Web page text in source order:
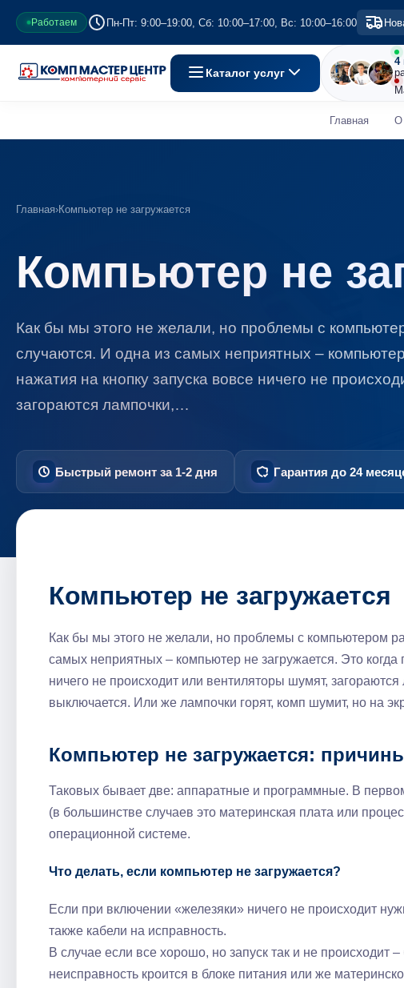
Работаем Пн-Пт: 9:00–19:00, Сб: 10:00–17:00, Вс: 10:00–16:00
Каталог услуг
4
Главная О
Главная›Компьютер не загружается
Компьютер не
Как бы мы этого не желали, но проблемы с
случаются. И одна из самых неприятных –
нажатия на кнопку запуска вовсе ничего не
загораются лампочки,…
Быстрый ремонт за 1-2 дня Гарантия до 24
Компьютер не загружается
Как бы мы этого не желали, но проблемы с компьютером
самых неприятных – компьютер не загружается. Это когда
ничего не происходит или вентиляторы шумят,
выключается. Или же лампочки горят, комп шумит, но на
Компьютер не загружается:
Таковых бывает две: аппаратные и программные. В
(в большинстве случаев это материнская плата или
операционной системе.
Что делать, если компьютер не загружается?
Если при включении «железяки» ничего не происходит
также кабели на исправность.
В случае если все хорошо, но запуск так и не происходит
неисправность кроится в блоке питания или же